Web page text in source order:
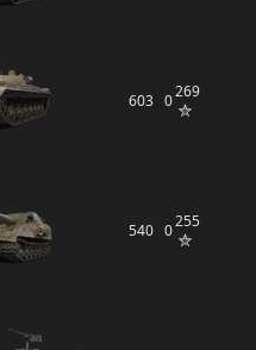
603 0269
540 0255